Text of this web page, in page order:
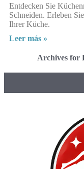
Entdecken Sie
Schneiden. Erleben
Ihrer Küche.
Leer más »
Archives for